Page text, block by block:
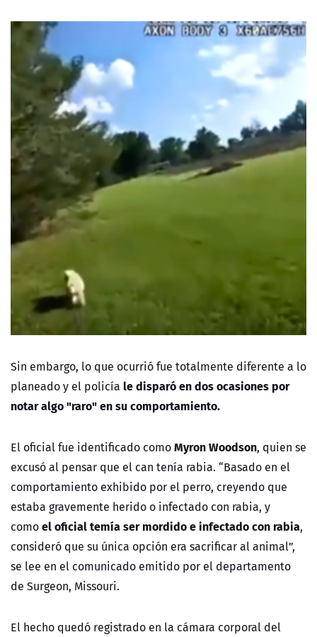
Sin embargo, lo que ocurrió fue totalmente diferente a lo
planeado y el policía le disparó en dos ocasiones por
notar algo "raro" en su comportamiento.
El oficial fue identificado comoMyron Woodson, quien se
excusó al pensar que el can tenía rabia. “Basado en el
comportamiento exhibido por el perro, creyendo que
estaba gravemente herido o infectado con rabia, y
comoel oficial temía ser mordido e infectado con rabia,
consideró que su única opción era sacrificar al animal”,
se lee en el comunicado emitido por el departamento
de Surgeon, Missouri.
El hecho quedó registrado en la cámara corporal del